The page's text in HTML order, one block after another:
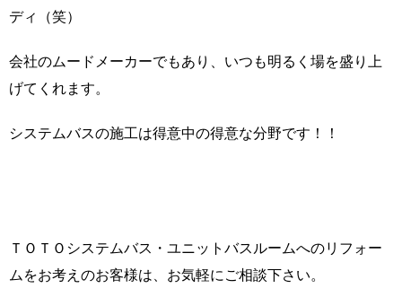
ディ（笑）
会社のムードメーカーでもあり、いつも明るく場を盛り上
げてくれます。
システムバスの施工は得意中の得意な分野です！！
ＴＯＴＯシステムバス・ユニットバスルームへのリフォー
ムをお考えのお客様は、お気軽にご相談下さい。